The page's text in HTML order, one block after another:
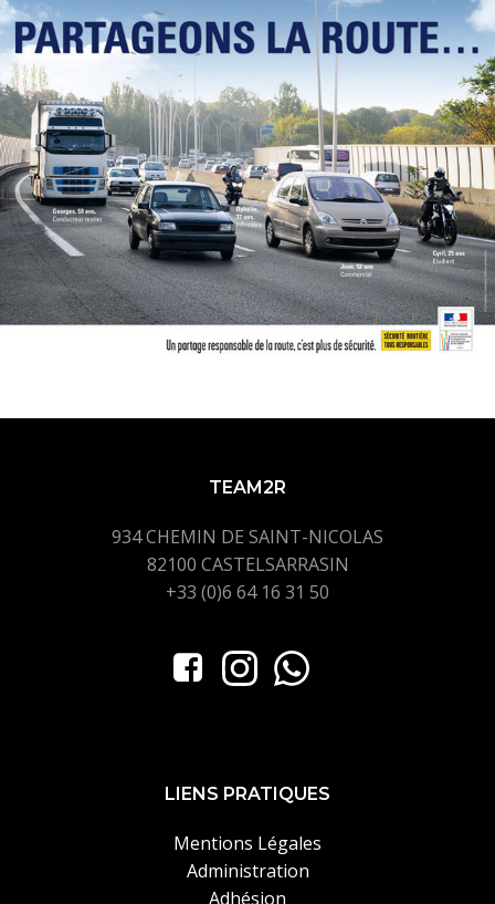
TEAM2R
934 CHEMIN DE SAINT-NICOLAS
82100 CASTELSARRASIN
+33 (0)6 64 16 31 50
LIENS PRATIQUES
Mentions Légales
Administration
Adhésion